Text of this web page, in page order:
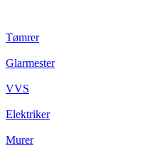
Tømrer
Glarmester
VVS
Elektriker
Murer